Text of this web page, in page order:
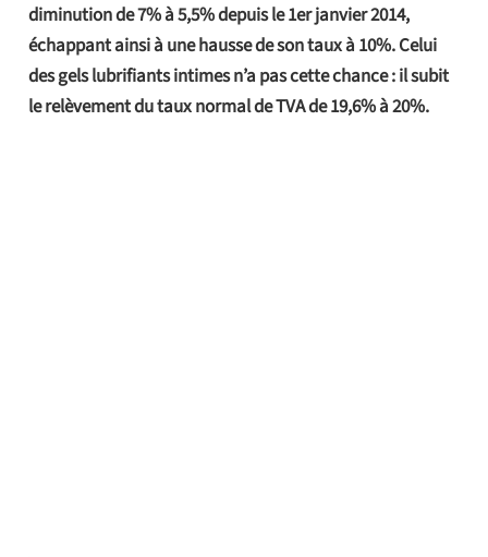
diminution de 7% à 5,5% depuis le 1er janvier 2014,
échappant ainsi à une hausse de son taux à 10%. Celui
des gels lubrifiants intimes n’a pas cette chance : il subit
le relèvement du taux normal de TVA de 19,6% à 20%.